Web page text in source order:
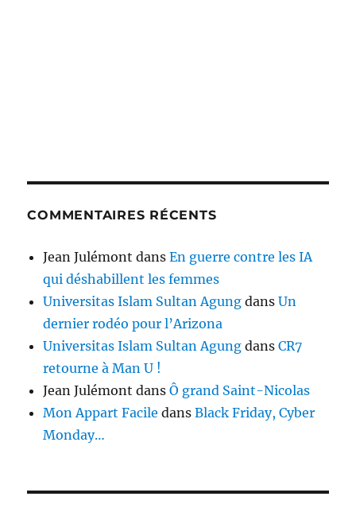
COMMENTAIRES RÉCENTS
Jean Julémont dansEn guerre contre les IA
qui déshabillent les femmes
Universitas Islam Sultan Agung dansUn
dernier rodéo pour l’Arizona
Universitas Islam Sultan Agung dansCR7
retourne à Man U !
Jean Julémont dansÔ grand Saint-Nicolas
Mon Appart Facile dansBlack Friday, Cyber
Monday…